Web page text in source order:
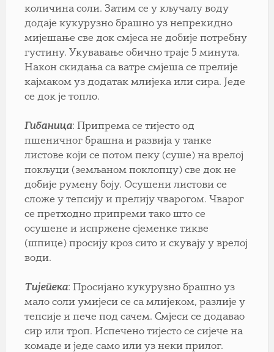
количина соли. Затим се у кључалу воду
додаје кукурузно брашно уз непрекидно
мијешање све док смјеса не добије потребну
густину. Укувавање обично траје 5 минута.
Након скидања са ватре смјеша се прелије
кајмаком уз додатак млијека или сира. Једе
се док је топло.
Гибаница: Припрема се тијесто од
пшеничног брашна и развија у танке
листове који се потом пеку (суше) на врелој
покљуци (земљаном поклопцу) све док не
добије румену боју. Осушени листови се
сложе у тепсију и прелију чварогом. Чварог
се претходно припреми тако што се
осушене и испржене сјеменке тикве
(шпице) просију кроз сито и скувају у врелој
води.
Тијепекa: Просијано кукурузно брашно уз
мало соли умијеси се са млијеком, разлије у
тепсије и пече под сачем. Смјеси се додавао
сир или троп. Испечено тијесто се сијече на
комаде и једе само или уз неки прилог.